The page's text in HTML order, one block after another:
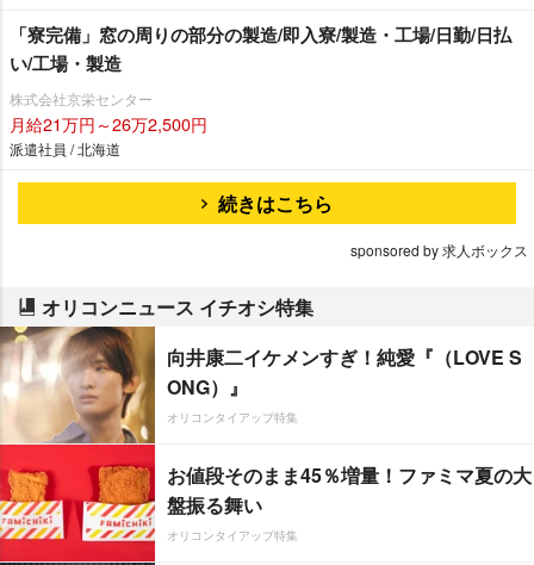
「寮完備」窓の周りの部分の製造/即入寮/製造・工場/日勤/日払
い/工場・製造
株式会社京栄センター
月給21万円～26万2,500円
派遣社員 / 北海道
続きはこちら
sponsored by 求人ボックス
オリコンニュース イチオシ特集
向井康二イケメンすぎ！純愛『（LOVE S
ONG）』
オリコンタイアップ特集
お値段そのまま45％増量！ファミマ夏の大
盤振る舞い
オリコンタイアップ特集